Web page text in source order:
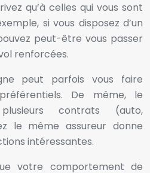
qu’à celles qui vous sont
si vous disposez d’un
peut-être vous passer
renforcées.
peut parfois vous faire
De même, le
contrats (auto,
le même assureur donne
intéressantes.
votre comportement de